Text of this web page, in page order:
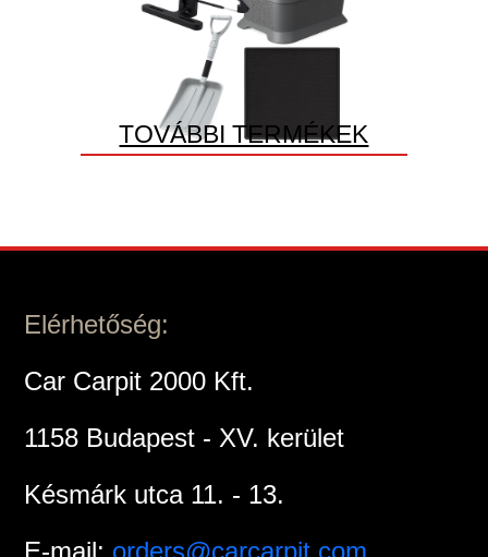
TOVÁBBI TERMÉKEK
Elérhetőség:
Car Carpit 2000 Kft.
1158 Budapest - XV. kerület
Késmárk utca 11. - 13.
E-mail: orders@carcarpit.com